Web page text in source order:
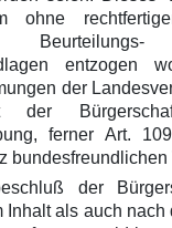
ohne
entzogen
der
der
ferner Art.
bundesfreundlichen
der
als auch nach